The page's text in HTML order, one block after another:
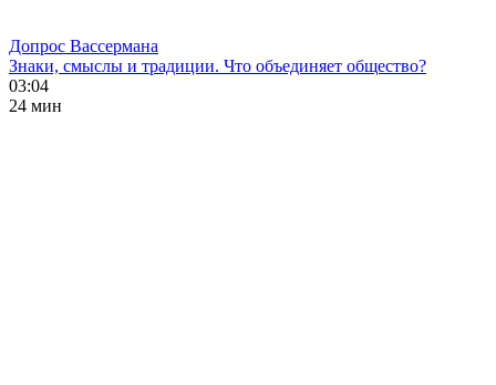
Допрос Вассермана
Знаки, смыслы и традиции. Что объединяет общество?
03:04
24 мин